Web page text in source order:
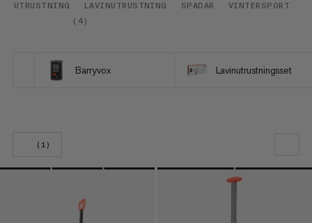
UTRUSTNING LAVINUTRUSTNING SPADAR
VINTERSPORT
( 4)
Barryvox Lavinutrustningsset
(1)
VÅR REKOMMENDATION